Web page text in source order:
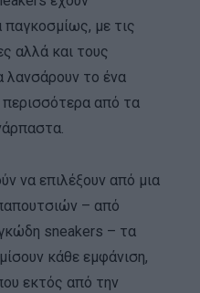
παγκοσμίως, με τις
αλλά και τους
λανσάρουν το ένα
από τα
να επιλέξουν από μια
– από
sneakers – τα
κάθε εμφάνιση,
εκτός από την